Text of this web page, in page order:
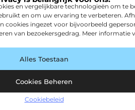
en vergelijkbare technologieën om te
en om uw ervaring te verbeteren.
cookies ingezet voor bijvoorbeeld
van bezoekersgedrag. Meer informatie
Alles Toestaan
Cookies Beheren
Cookiebeleid
AUTO
of kopen
kun je eenvoudig via
brengt je brommobiel weg naar